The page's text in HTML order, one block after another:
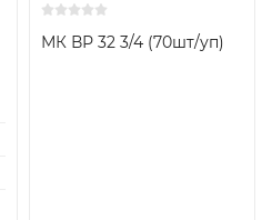
МК ВР 32 3/4 (70шт/уп)